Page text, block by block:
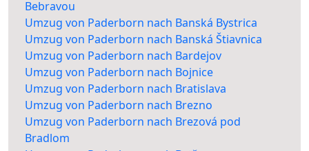
Bebravou
Umzug von Paderborn nach Banská Bystrica
Umzug von Paderborn nach Banská Štiavnica
Umzug von Paderborn nach Bardejov
Umzug von Paderborn nach Bojnice
Umzug von Paderborn nach Bratislava
Umzug von Paderborn nach Brezno
Umzug von Paderborn nach Brezová pod
Bradlom